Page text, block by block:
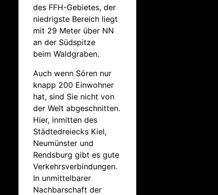
des FFH-Gebietes, der
niedrigste Bereich liegt
mit 29 Meter über NN
an der Südspitze
beim Waldgraben.
Auch wenn Sören nur
knapp 200 Einwohner
hat, sind Sie nicht von
der Welt abgeschnitten.
Hier, inmitten des
Städtedreiecks Kiel,
Neumünster und
Rendsburg gibt es gute
Verkehrsverbindungen.
In unmittelbarer
Nachbarschaft der